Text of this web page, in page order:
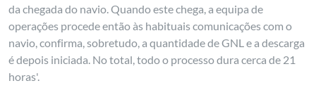
da chegada do navio. Quando este chega, a equipa de
operações procede então às habituais comunicações com o
navio, confirma, sobretudo, a quantidade de GNL e a descarga
é depois iniciada. No total, todo o processo dura cerca de 21
horas'.